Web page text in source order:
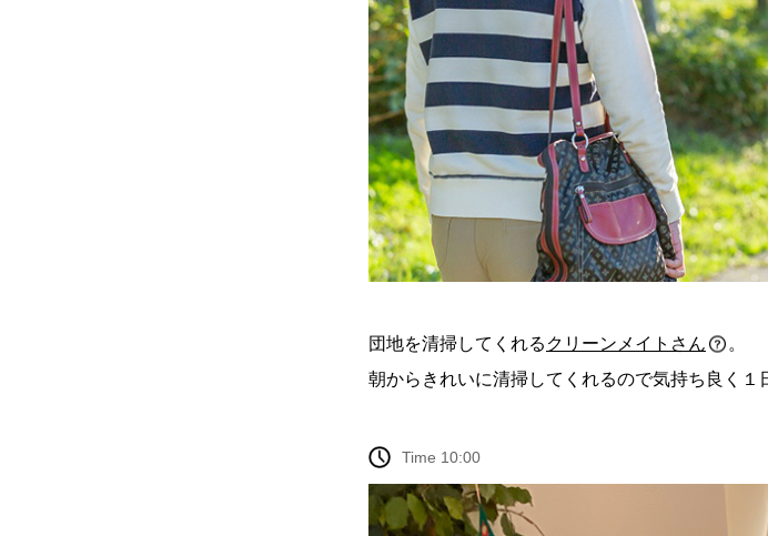
団地を清掃してくれる クリーンメイトさん
ー
。
朝からきれいに清掃してくれるので気持ち良く１
Time 10:00